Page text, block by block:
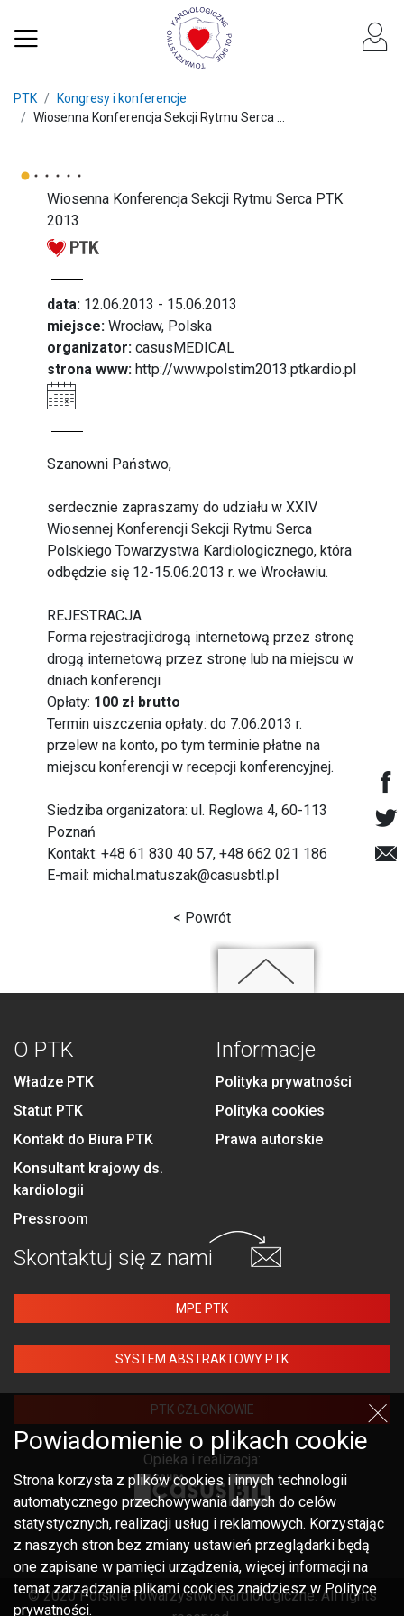
PTK
Kongresy i konferencje
Wiosenna Konferencja Sekcji Rytmu Serca ...
Wiosenna Konferencja Sekcji Rytmu Serca PTK
2013
data: 12.06.2013 - 15.06.2013
miejsce: Wrocław, Polska
organizator: casusMEDICAL
strona www: http://www.polstim2013.ptkardio.pl
Szanowni Państwo,
serdecznie zapraszamy do udziału w XXIV
Wiosennej Konferencji Sekcji Rytmu Serca
Polskiego Towarzystwa Kardiologicznego, która
odbędzie się 12-15.06.2013 r. we Wrocławiu.
REJESTRACJA
Forma rejestracji:drogą internetową przez stronę
drogą internetową przez stronę lub na miejscu w
dniach konferencji
Opłaty: 100 zł brutto
Termin uiszczenia opłaty: do 7.06.2013 r.
przelew na konto, po tym terminie płatne na
miejscu konferencji w recepcji konferencyjnej.
Siedziba organizatora: ul. Reglowa 4, 60-113
Poznań
Kontakt: +48 61 830 40 57, +48 662 021 186
E-mail:michal.matuszak@casusbtl.pl
< Powrót
O PTK
Władze PTK
Statut PTK
Kontakt do Biura PTK
Konsultant krajowy ds.
kardiologii
Pressroom
Informacje
Polityka prywatności
Polityka cookies
Prawa autorskie
Skontaktuj się z nami
MPE PTK
SYSTEM ABSTRAKTOWY PTK
PTK CZŁONKOWIE
Opieka i realizacja:
© 2020 Polskie Towarzystwo Kardiologiczne. All rights
Powiadomienie o plikach cookie
Strona korzysta z plików cookies i innych technologii
automatycznego przechowywania danych do celów
statystycznych, realizacji usług i reklamowych. Korzystając
z naszych stron bez zmiany ustawień przeglądarki będą
one zapisane w pamięci urządzenia, więcej informacji na
temat zarządzania plikami cookies znajdziesz w Polityce
prywatności.